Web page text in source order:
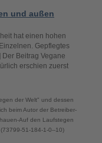
und außen
hat einen hohen
Gepflegtes
Beitrag Vegane
erschien zuerst
der Welt" und dessen
beim Autor der Betreiber-
Auf den Laufstegen
51-184-1-0--10)